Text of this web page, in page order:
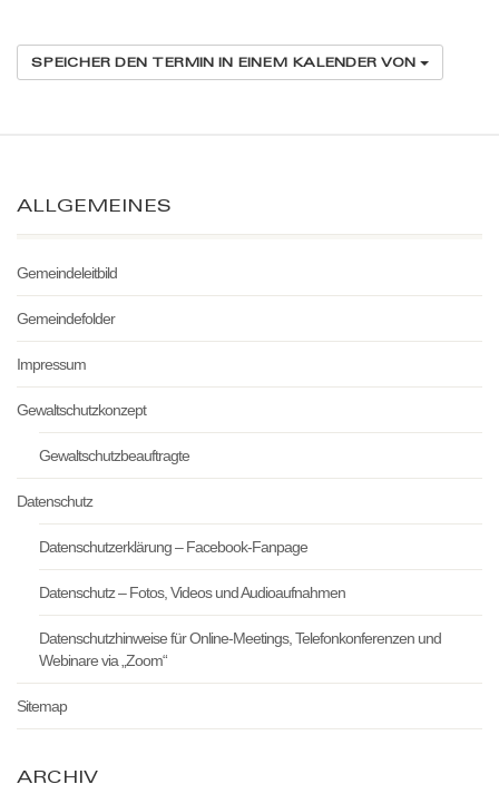
SPEICHER DEN TERMIN IN EINEM KALENDER VON
ALLGEMEINES
Gemeindeleitbild
Gemeindefolder
Impressum
Gewaltschutzkonzept
Gewaltschutzbeauftragte
Datenschutz
Datenschutzerklärung – Facebook-Fanpage
Datenschutz – Fotos, Videos und Audioaufnahmen
Datenschutzhinweise für Online-Meetings, Telefonkonferenzen und
Webinare via „Zoom“
Sitemap
ARCHIV